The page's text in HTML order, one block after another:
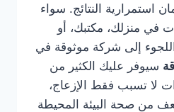
استمرارية النتائج. سواء
في منزلك، مكتبك، أو
إلى شركة موثوقة في
سيوفر عليك الكثير من
لا تسبب فقط الإزعاج،
من صحة البيئة المحيطة